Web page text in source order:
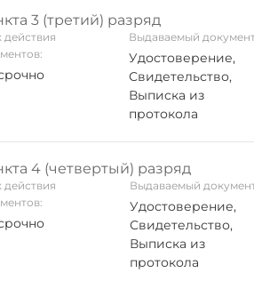
3 (третий) разряд
действия
Выдаваемый
Удостоверение,
Свидетельство,
Выписка из
протокола
4 (четвертый) разряд
действия
Выдаваемый
Удостоверение,
Свидетельство,
Выписка из
протокола